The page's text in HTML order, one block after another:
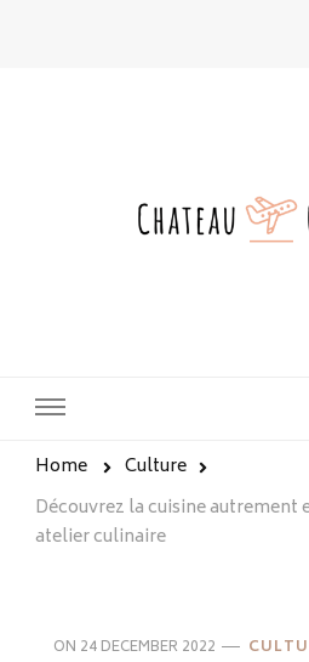
Home
Culture
Découvrez la cuisine autrement
atelier culinaire
ON 24 DECEMBER 2022